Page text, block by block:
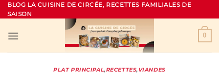
Passer
au
BLOG LA CUISINE DE CIRCÉE, RECETTES FAMILIALES DE
SAISON
0
PLAT PRINCIPAL,RECETTES, VIANDES